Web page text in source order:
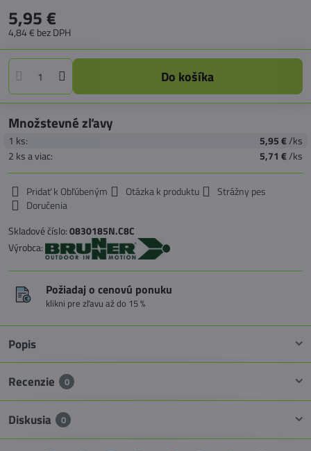
5,95 €
4,84 € bez DPH
Do košíka
Množstevné zľavy
1 ks: 5,95 €/ks
2 ksa viac: 5,71 €/ks
Pridať k Obľúbeným Otázka k produktu
Strážny pes
Doručenia
Skladové číslo:0830185N.C8C
Výrobca:
Požiadaj o cenovú ponuku
klikni pre zľavu až do 15 %
Popis
Recenzie 0
Diskusia 0